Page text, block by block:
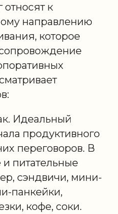
к
направлению
которое
Идеальный
продуктивного
переговоров. В
питательные
сэндвичи, мини-
панкейки,
кофе, соки.